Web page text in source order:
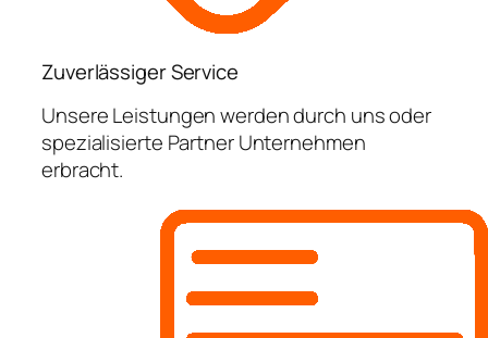
Zuverlässiger Service
Unsere Leistungen werden durch uns oder
spezialisierte Partner Unternehmen
erbracht.